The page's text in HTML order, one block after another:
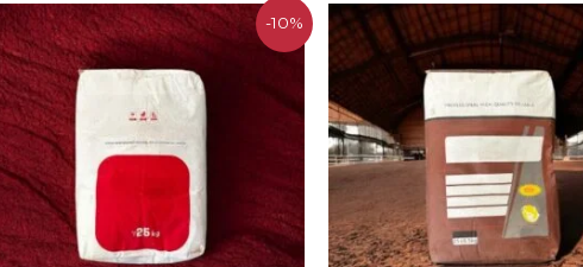
-10%
El
precio
original
era:
$12.941.
El
precio
actual
es:
$11.647.
El
precio
original
era:
$12.941.
precio
actual
es:
$11.647.